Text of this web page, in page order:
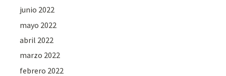
junio 2022
mayo 2022
abril 2022
marzo 2022
febrero 2022